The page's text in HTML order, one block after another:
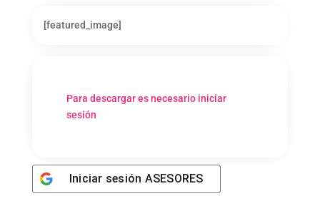
[featured_image]
Para descargar es necesario iniciar
sesión
Iniciar sesión ASESORES